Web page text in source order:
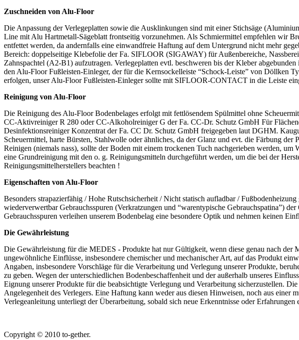
Zuschneiden von Alu-Floor
Die Anpassung der Verlegeplatten sowie die Ausklinkungen sind mit einer Stichsäge
Line mit Alu Hartmetall-Sägeblatt frontseitig vorzunehmen. Als Schmiermittel empfehlen wir
entfettet werden, da andernfalls eine einwandfreie Haftung auf dem Untergrund nicht mehr
Bereich: doppelseitige Klebefolie der Fa. SIFLOOR (SIGAWAY) für Außenbereiche,
Zahnspachtel (A2-B1) aufzutragen. Verlegeplatten evtl. beschweren bis der Kleber
den Alu-Floor Fußleisten-Einleger, der für die Kernsockelleiste “Schock-Leiste” von Döllken
erfolgen, unser Alu-Floor Fußleisten-Einleger sollte mit SIFLOOR-CONTACT in die Leiste
Reinigung von Alu-Floor
Die Reinigung des Alu-Floor Bodenbelages erfolgt mit fettlösendem Spülmittel ohne
CC-Aktivreiniger R 280 oder CC-Alkoholreiniger G der Fa. CC-Dr. Schutz GmbH Für
Desinfektionsreiniger Konzentrat der Fa. CC Dr. Schutz GmbH freigegeben laut DGHM.
Scheuermittel, harte Bürsten, Stahlwolle oder ähnliches, da der Glanz und evt. die Färbung
Reinigen (niemals nass), sollte der Boden mit einem trockenen Tuch nachgerieben werden,
eine Grundreinigung mit den o. g. Reinigungsmitteln durchgeführt werden, um die bei der
Reinigungsmittelherstellers beachten !
Eigenschaften von Alu-Floor
Besonders strapazierfähig / Hohe Rutschsicherheit / Nicht statisch aufladbar /
wiederverwertbar Gebrauchsspuren (Verkratzungen und “warentypische Gebrauchspatina”)
Gebrauchsspuren verleihen unserem Bodenbelag eine besondere Optik und nehmen keinen
Die Gewährleistung
Die Gewährleistung für die MEDES - Produkte hat nur Gültigkeit, wenn diese genau nach der
ungewöhnliche Einflüsse, insbesondere chemischer und mechanischer Art, auf das Produkt
Angaben, insbesondere Vorschläge für die Verarbeitung und Verlegung unserer Produkte,
zu geben. Wegen der unterschiedlichen Bodenbeschaffenheit und der außerhalb unseres
Eignung unserer Produkte für die beabsichtigte Verlegung und Verarbeitung sicherzustellen.
Angelegenheit des Verlegers. Eine Haftung kann weder aus diesen Hinweisen, noch aus einer
Verlegeanleitung unterliegt der Überarbeitung, sobald sich neue Erkenntnisse oder Erfahrungen
Copyright © 2010 to-gether.